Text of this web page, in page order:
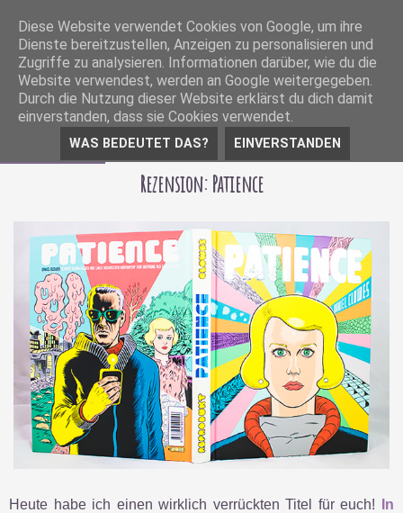
Rezension: Patience
Heute habe ich einen wirklich verrückten Titel für euch!
In
Diese Website verwendet Cookies von Google, um ihre
Dienste bereitzustellen, Anzeigen zu personalisieren und
Zugriffe zu analysieren. Informationen darüber, wie du die
Website verwendest, werden an Google weitergegeben.
Durch die Nutzung dieser Website erklärst du dich damit
einverstanden, dass sie Cookies verwendet.
WAS BEDEUTET DAS? EINVERSTANDEN